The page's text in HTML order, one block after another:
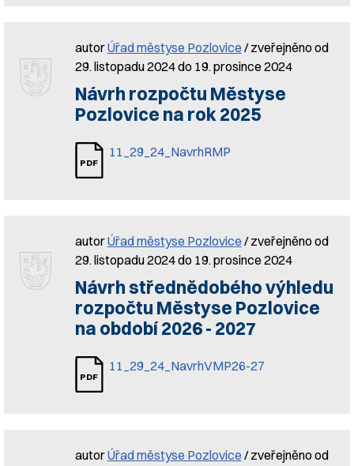
autorÚřad městyse Pozlovice / zveřejněno od
29. listopadu 2024 do 19. prosince 2024
Návrh rozpočtu Městyse
Pozlovice na rok 2025
11_29_24_NavrhRMP
autorÚřad městyse Pozlovice / zveřejněno od
29. listopadu 2024 do 19. prosince 2024
Návrh střednědobého výhledu
rozpočtu Městyse Pozlovice
na období 2026 - 2027
11_29_24_NavrhVMP26-27
autorÚřad městyse Pozlovice / zveřejněno od